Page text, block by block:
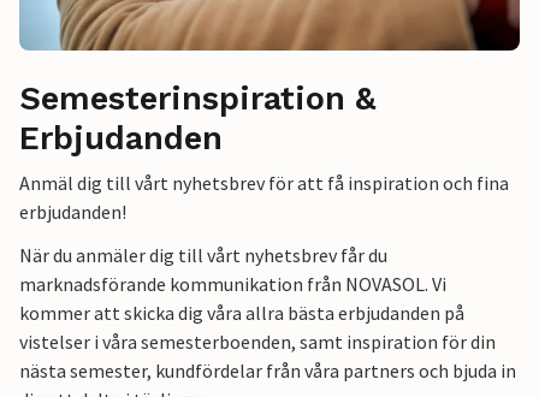
Semesterinspiration &
Erbjudanden
Anmäl dig till vårt nyhetsbrev för att få inspiration och fina
erbjudanden!
När du anmäler dig till vårt nyhetsbrev får du
marknadsförande kommunikation från NOVASOL. Vi
kommer att skicka dig våra allra bästa erbjudanden på
vistelser i våra semesterboenden, samt inspiration för din
nästa semester, kundfördelar från våra partners och bjuda in